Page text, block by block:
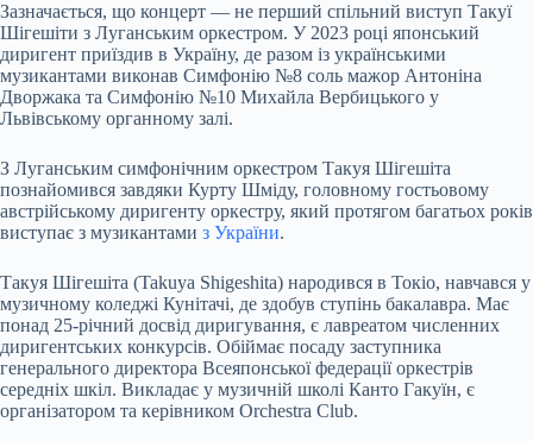
Зазначається, що концерт — не перший спільний виступ Такуї
Шігешіти з Луганським оркестром. У 2023 році японський
диригент приїздив в Україну, де разом із українськими
музикантами виконав Симфонію №8 соль мажор Антоніна
Дворжака та Симфонію №10 Михайла Вербицького у
Львівському органному залі.
З Луганським симфонічним оркестром Такуя Шігешіта
познайомився завдяки Курту Шміду, головному гостьовому
австрійському диригенту оркестру, який протягом багатьох років
виступає з музикантами з України.
Такуя Шігешіта (Takuya Shigeshita) народився в Токіо, навчався у
музичному коледжі Кунітачі, де здобув ступінь бакалавра. Має
понад 25-річний досвід диригування, є лавреатом численних
диригентських конкурсів. Обіймає посаду заступника
генерального директора Всеяпонської федерації оркестрів
середніх шкіл. Викладає у музичній школі Канто Гакуїн, є
організатором та керівником Orchestra Club.